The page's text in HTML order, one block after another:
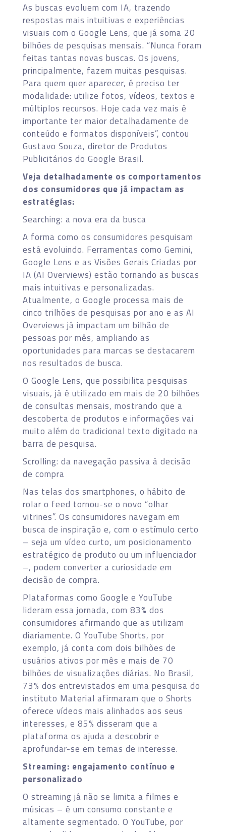
As buscas evoluem com IA, trazendo
respostas mais intuitivas e experiências
visuais com o Google Lens, que já soma 20
bilhões de pesquisas mensais. “Nunca foram
feitas tantas novas buscas. Os jovens,
principalmente, fazem muitas pesquisas.
Para quem quer aparecer, é preciso ter
modalidade: utilize fotos, vídeos, textos e
múltiplos recursos. Hoje cada vez mais é
importante ter maior detalhadamente de
conteúdo e formatos disponíveis”, contou
Gustavo Souza, diretor de Produtos
Publicitários do Google Brasil.
Veja detalhadamente os comportamentos
dos consumidores que já impactam as
estratégias:
Searching: a nova era da busca
A forma como os consumidores pesquisam
está evoluindo. Ferramentas como Gemini,
Google Lens e as Visões Gerais Criadas por
IA (AI Overviews) estão tornando as buscas
mais intuitivas e personalizadas.
Atualmente, o Google processa mais de
cinco trilhões de pesquisas por ano e as AI
Overviews já impactam um bilhão de
pessoas por mês, ampliando as
oportunidades para marcas se destacarem
nos resultados de busca.
O Google Lens, que possibilita pesquisas
visuais, já é utilizado em mais de 20 bilhões
de consultas mensais, mostrando que a
descoberta de produtos e informações vai
muito além do tradicional texto digitado na
barra de pesquisa.
Scrolling: da navegação passiva à decisão
de compra
Nas telas dos smartphones, o hábito de
rolar o feed tornou-se o novo “olhar
vitrines”. Os consumidores navegam em
busca de inspiração e, com o estímulo certo
– seja um vídeo curto, um posicionamento
estratégico de produto ou um influenciador
–, podem converter a curiosidade em
decisão de compra.
Plataformas como Google e YouTube
lideram essa jornada, com 83% dos
consumidores afirmando que as utilizam
diariamente. O YouTube Shorts, por
exemplo, já conta com dois bilhões de
usuários ativos por mês e mais de 70
bilhões de visualizações diárias. No Brasil,
73% dos entrevistados em uma pesquisa do
instituto Material afirmaram que o Shorts
oferece vídeos mais alinhados aos seus
interesses, e 85% disseram que a
plataforma os ajuda a descobrir e
aprofundar-se em temas de interesse.
Streaming: engajamento contínuo e
personalizado
O streaming já não se limita a filmes e
músicas – é um consumo constante e
altamente segmentado. O YouTube, por